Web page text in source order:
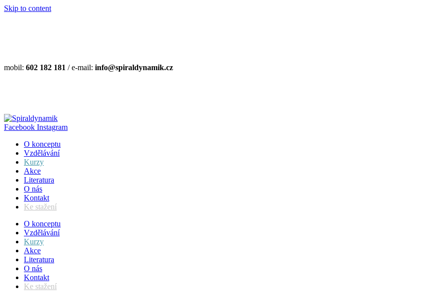
Skip to content
mobil: 602 182 181 / e-mail: info@spiraldynamik.cz
Facebook Instagram
O konceptu
Vzdělávání
Kurzy
Akce
Literatura
O nás
Kontakt
Ke stažení
O konceptu
Vzdělávání
Kurzy
Akce
Literatura
O nás
Kontakt
Ke stažení